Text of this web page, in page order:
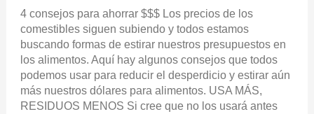
4 consejos para ahorrar $$$ Los precios de los
comestibles siguen subiendo y todos estamos
buscando formas de estirar nuestros presupuestos en
los alimentos. Aquí hay algunos consejos que todos
podemos usar para reducir el desperdicio y estirar aún
más nuestros dólares para alimentos. USA MÁS,
RESIDUOS MENOS Si cree que no los usará antes